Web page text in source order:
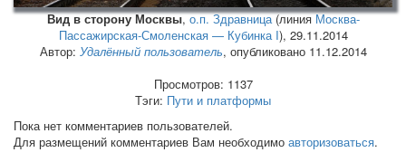
Вид в сторону Москвы,о.п. Здравница (линияМосква-
Пассажирская-Смоленская — Кубинка I), 29.11.2014
Автор: Удалённый пользователь, опубликовано 11.12.2014
Просмотров: 1137
Тэги: Пути и платформы
Пока нет комментариев пользователей.
Для размещений комментариев Вам необходимо авторизоваться.